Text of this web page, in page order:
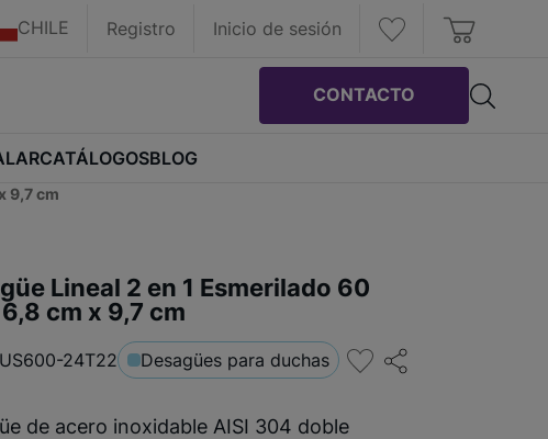
CHILE Registro Inicio de sesión
CONTACTO
CATÁLOGOSBLOG
9,7 cm
Lineal 2 en 1 Esmerilado 60
cm x 9,7 cm
24T22 Desagües para duchas
de acero inoxidable AISI 304 doble